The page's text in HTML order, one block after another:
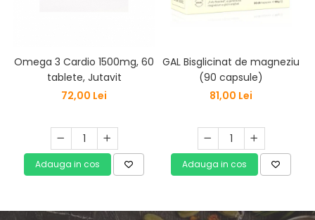
Omega 3 Cardio 1500mg, 60
tablete, Jutavit
72,00 Lei
Adauga in cos
GAL Bisglicinat de magneziu
(90 capsule)
81,00 Lei
Adauga in cos